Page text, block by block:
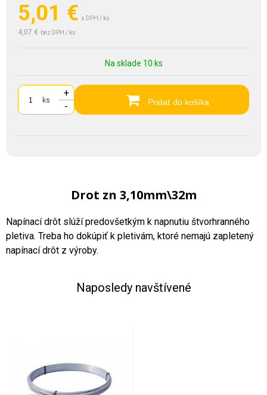
5,01 € s DPH / ks
4,07 € bez DPH / ks
Na sklade 10 ks
ks
+
-
Pridať do košíka
Drot zn 3,10mm\32m
Napínací drôt slúží predovšetkým k napnutiu štvorhranného
pletiva. Treba ho dokúpiť k pletivám, ktoré nemajú zapletený
napínací drôt z výroby.
Naposledy navštívené